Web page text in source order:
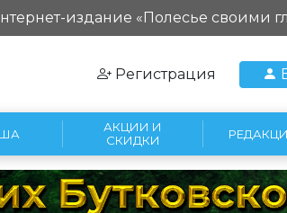
издание «Полесье своими
Регистрация
АКЦИИ И
СКИДКИ